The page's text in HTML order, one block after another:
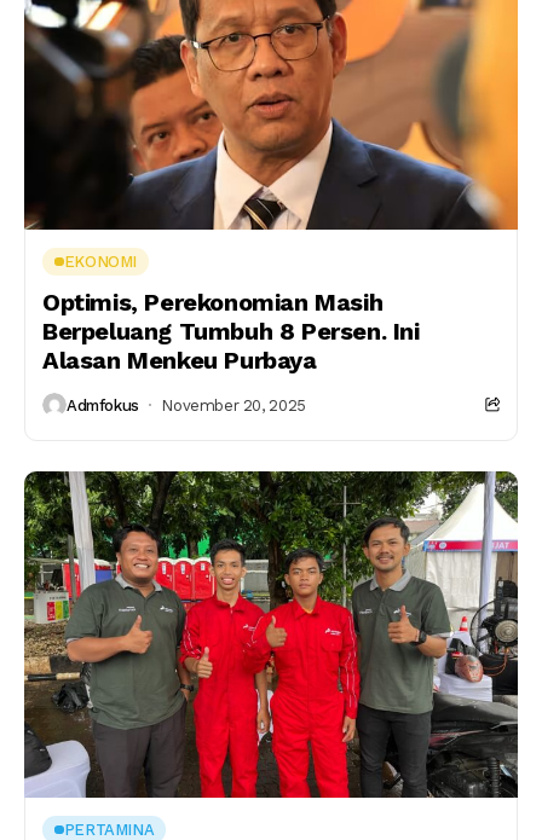
EKONOMI
Optimis, Perekonomian Masih
Berpeluang Tumbuh 8 Persen. Ini
Alasan Menkeu Purbaya
Admfokus November 20, 2025
PERTAMINA